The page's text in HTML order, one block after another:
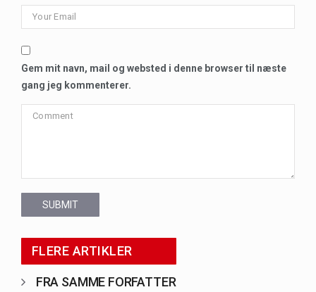
Gem mit navn, mail og websted i denne browser til næste
gang jeg kommenterer.
SUBMIT
FLERE ARTIKLER
FRA SAMME FORFATTER